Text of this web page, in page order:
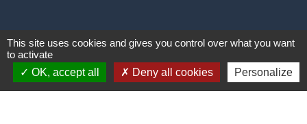
Liens
Communauté de communes des
This site uses cookies and gives you control over what you want
to activate
OK, accept all
Deny all cookies Personalize